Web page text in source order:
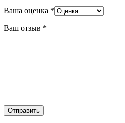
Ваша оценка *
Ваш отзыв *